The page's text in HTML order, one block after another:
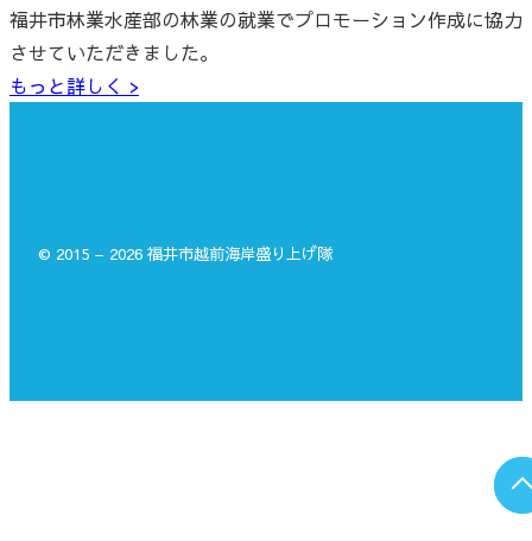
福井市林業水産部の林業の就業でプロモーション作成に協力
させていただきました。
もっと詳しく >
© 2015 – 2026 福井市越前海岸盛り上げ隊